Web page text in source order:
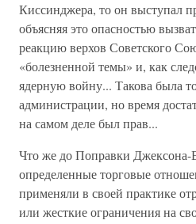
Киссинджера, то он выступал
объясняя это опасностью
реакцию верхов Советского
«болезненной темы» и, как
ядерную войну... Такова была
администрации, но время
на самом деле был прав...
Что же до Поправки Джексона-
определенные торговые
применяли в своей практике
или жесткие ограничения на